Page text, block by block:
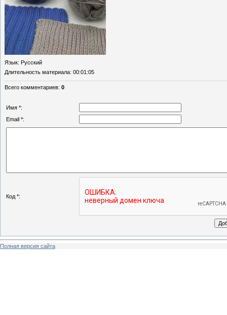
Язык: Русский
Длительность материала: 00:01:05
Всего комментариев: 0
Имя *:
Email *:
Код *:
Полная версия сайта